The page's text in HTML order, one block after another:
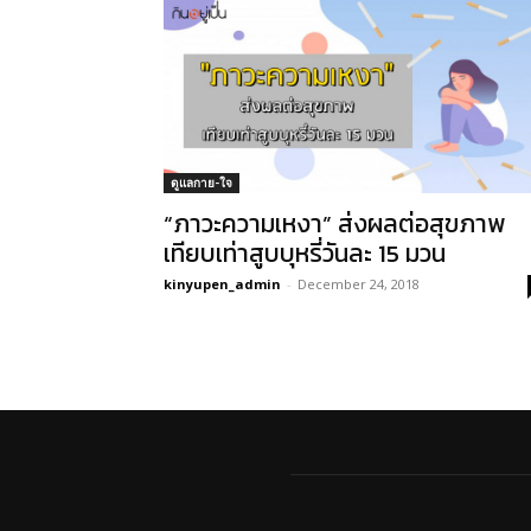
ดูแลกาย-ใจ
“ภาวะความเหงา” ส่งผลต่อสุขภาพ
เทียบเท่าสูบบุหรี่วันละ 15 มวน
kinyupen_admin - December 24, 2018